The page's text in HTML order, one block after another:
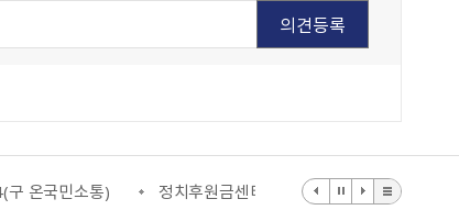
정치후원금센터 부동산거래질서교란행위 신고센터